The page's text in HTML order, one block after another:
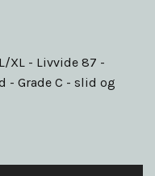
XL - Livvide 87 -
- Grade C - slid og